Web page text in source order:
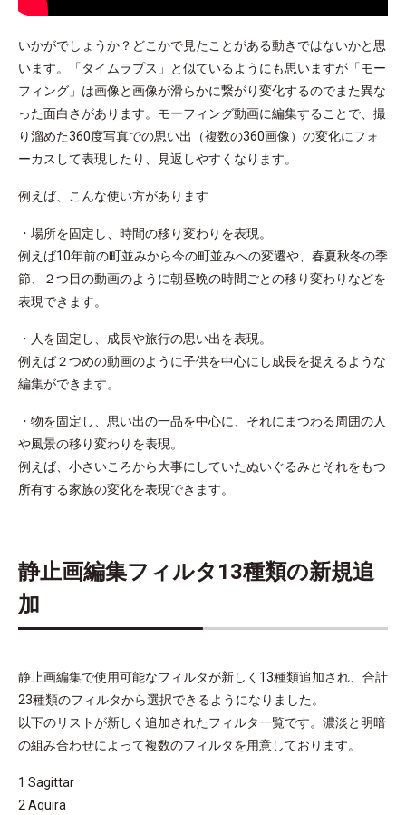
いかがでしょうか？どこかで見たことがある動きではないかと思
います。「タイムラプス」と似ているようにも思いますが「モー
フィング」は画像と画像が滑らかに繋がり変化するのでまた異な
った面白さがあります。モーフィング動画に編集することで、撮
り溜めた360度写真での思い出（複数の360画像）の変化にフォ
ーカスして表現したり、見返しやすくなります。
例えば、こんな使い方があります
・場所を固定し、時間の移り変わりを表現。
例えば10年前の町並みから今の町並みへの変遷や、春夏秋冬の季
節、２つ目の動画のように朝昼晩の時間ごとの移り変わりなどを
表現できます。
・人を固定し、成長や旅行の思い出を表現。
例えば２つめの動画のように子供を中心にし成長を捉えるような
編集ができます。
・物を固定し、思い出の一品を中心に、それにまつわる周囲の人
や風景の移り変わりを表現。
例えば、小さいころから大事にしていたぬいぐるみとそれをもつ
所有する家族の変化を表現できます。
静止画編集フィルタ13種類の新規追
加
静止画編集で使用可能なフィルタが新しく13種類追加され、合計
23種類のフィルタから選択できるようになりました。
以下のリストが新しく追加されたフィルタ一覧です。濃淡と明暗
の組み合わせによって複数のフィルタを用意しております。
1 Sagittar
2 Aquira